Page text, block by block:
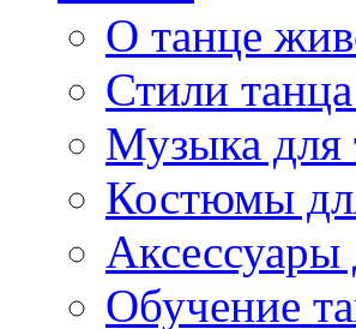
О танце
Стили
Музыка для
Костюмы
Аксессуары
Обучение